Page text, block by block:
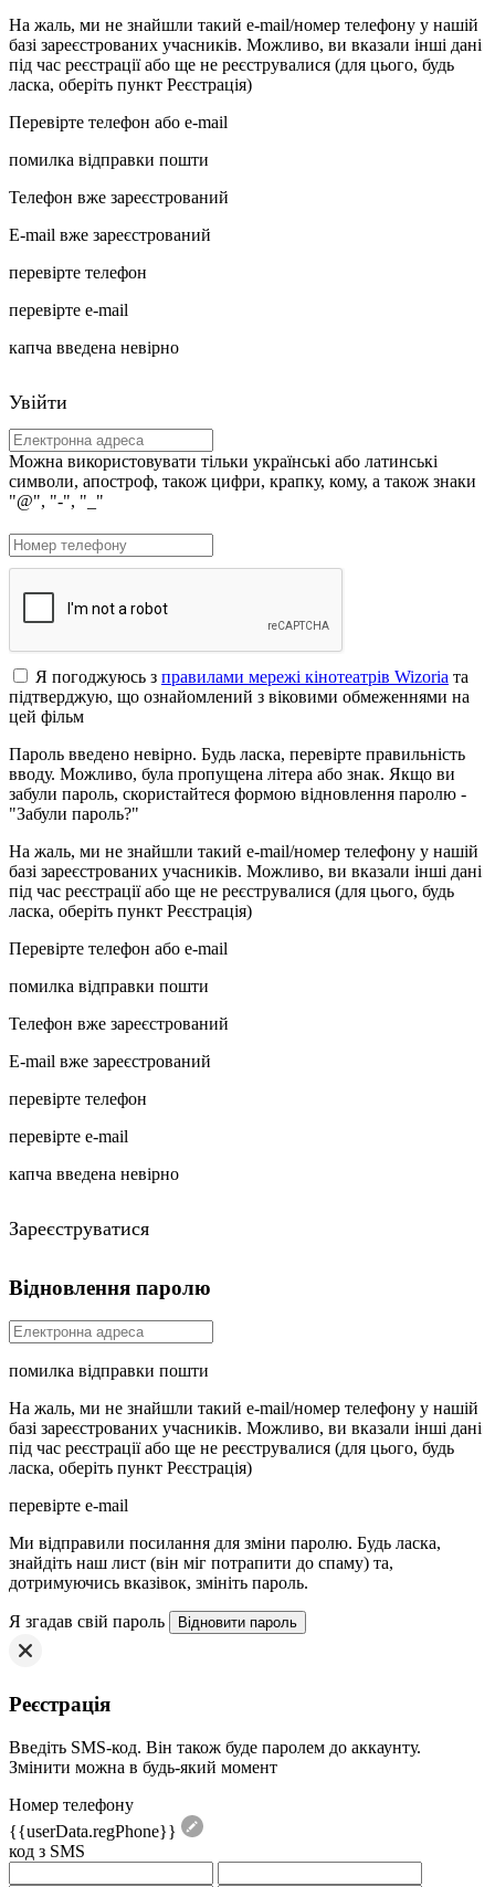
На жаль, ми не знайшли такий e-mail/номер телефону у нашій
базі зареєстрованих учасників. Можливо, ви вказали інші дані
під час реєстрації або ще не реєструвалися (для цього, будь
ласка, оберіть пункт Реєстрація)
Перевірте телефон або e-mail
помилка відправки пошти
Телефон вже зареєстрований
E-mail вже зареєстрований
перевірте телефон
перевірте e-mail
капча введена невірно
Увійти
Можна використовувати тільки українські або латинські
символи, апостроф, також цифри, крапку, кому, а також знаки
"@", "-", "_"
Я погоджуюсь з правилами мережі кінотеатрів Wizoria та
підтверджую, що ознайомлений з віковими обмеженнями на
цей фільм
Пароль введено невірно. Будь ласка, перевірте правильність
вводу. Можливо, була пропущена літера або знак. Якщо ви
забули пароль, скористайтеся формою відновлення паролю -
"Забули пароль?"
На жаль, ми не знайшли такий e-mail/номер телефону у нашій
базі зареєстрованих учасників. Можливо, ви вказали інші дані
під час реєстрації або ще не реєструвалися (для цього, будь
ласка, оберіть пункт Реєстрація)
Перевірте телефон або e-mail
помилка відправки пошти
Телефон вже зареєстрований
E-mail вже зареєстрований
перевірте телефон
перевірте e-mail
капча введена невірно
Зареєструватися
Відновлення паролю
помилка відправки пошти
На жаль, ми не знайшли такий e-mail/номер телефону у нашій
базі зареєстрованих учасників. Можливо, ви вказали інші дані
під час реєстрації або ще не реєструвалися (для цього, будь
ласка, оберіть пункт Реєстрація)
перевірте e-mail
Mи відправили посилання для зміни паролю. Будь ласка,
знайдіть наш лист (він міг потрапити до спаму) та,
дотримуючись вказівок, змініть пароль.
Я згадав свій пароль
Реєстрація
Введіть SMS-код. Він також буде паролем до аккаунту.
Змінити можна в будь-який момент
Номер телефону
{{userData.regPhone}}
код з SMS